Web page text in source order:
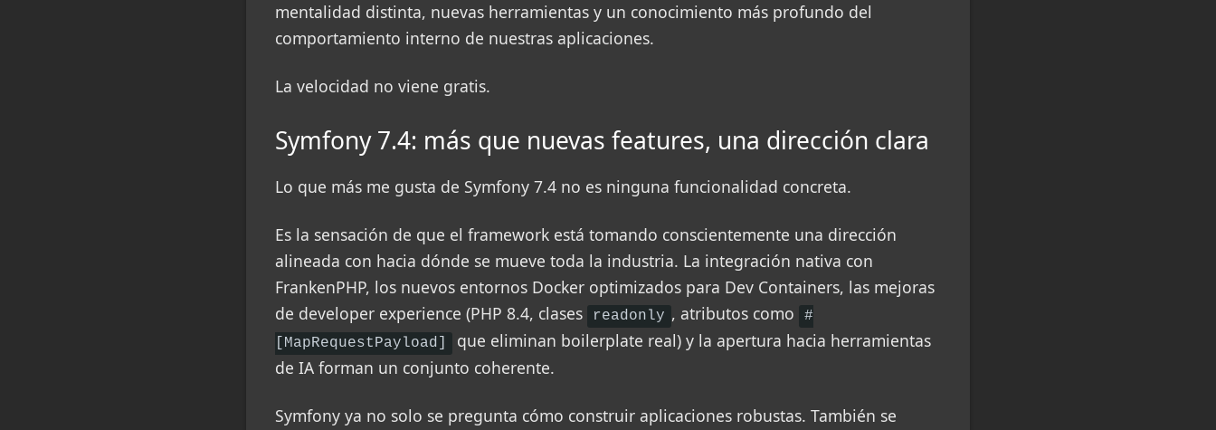
mentalidad distinta, nuevas herramientas y un conocimiento más profundo del
comportamiento interno de nuestras aplicaciones.
La velocidad no viene gratis.
Symfony 7.4: más que nuevas features, una dirección clara
Lo que más me gusta de Symfony 7.4 no es ninguna funcionalidad concreta.
Es la sensación de que el framework está tomando conscientemente una dirección
alineada con hacia dónde se mueve toda la industria. La integración nativa con
FrankenPHP, los nuevos entornos Docker optimizados para Dev Containers, las mejoras
de developer experience (PHP 8.4, clases
readonly , atributos como
#
[MapRequestPayload]
que eliminan boilerplate real) y la apertura hacia herramientas
de IA forman un conjunto coherente.
Symfony ya no solo se pregunta cómo construir aplicaciones robustas. También se